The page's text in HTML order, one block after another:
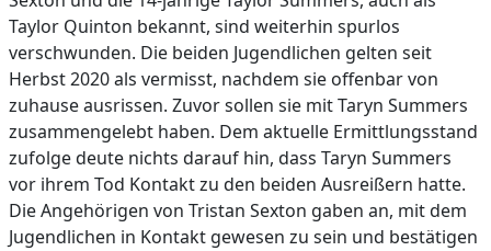
Taylor Quinton bekannt, sind weiterhin spurlos
verschwunden. Die beiden Jugendlichen gelten seit
Herbst 2020 als vermisst, nachdem sie offenbar von
zuhause ausrissen. Zuvor sollen sie mit Taryn Summers
zusammengelebt haben. Dem aktuelle Ermittlungsstand
zufolge deute nichts darauf hin, dass Taryn Summers
vor ihrem Tod Kontakt zu den beiden Ausreißern hatte.
Die Angehörigen von Tristan Sexton gaben an, mit dem
Jugendlichen in Kontakt gewesen zu sein und bestätigen